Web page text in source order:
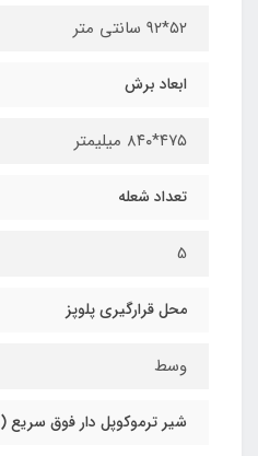
۵۲*۹۲ سانتی متر
ابعاد برش
۴۷۵*۸۴۰ میلیمتر
تعداد شعله
5
محل قرارگیری پلوپز
وسط
شیر ترموکوپل دار فوق سریع (Top Ti)